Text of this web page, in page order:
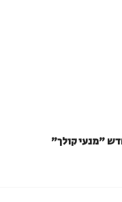
"מנעי קולך"